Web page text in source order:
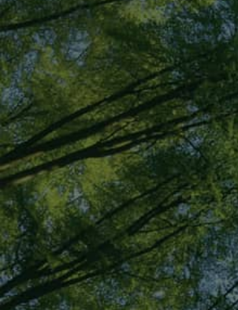
メールでのお問い合